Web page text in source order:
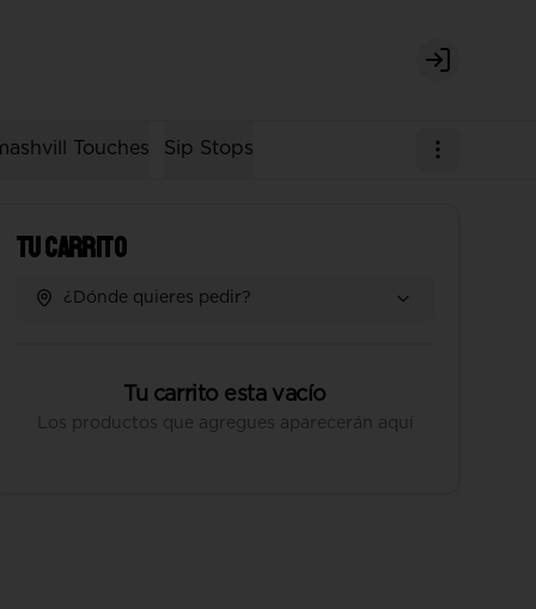
Login
Touches Sip Stops
Tu Carrito
¿Dónde quieres pedir?
Tu carrito esta vacío
Los productos que agregues aparecerán aquí